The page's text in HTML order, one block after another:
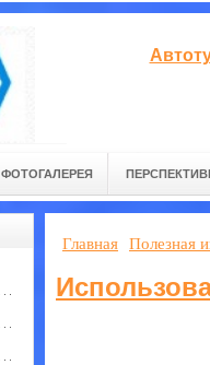
ФОТОГАЛЕРЕЯ
Главная Полезная